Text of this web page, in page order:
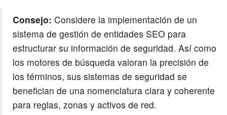
Consejo: Considere la implementación de un
sistema de gestión de entidades SEO para
estructurar su información de seguridad. Así como
los motores de búsqueda valoran la precisión de
los términos, sus sistemas de seguridad se
benefician de una nomenclatura clara y coherente
para reglas, zonas y activos de red.